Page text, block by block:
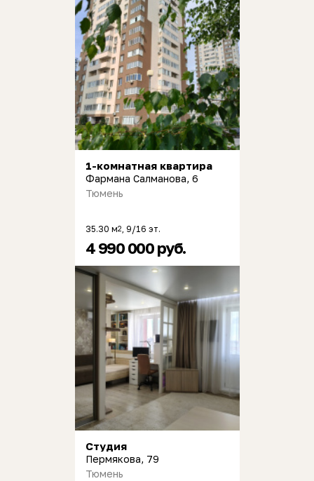
1-комнатная квартира
Фармана Салманова, 6
Тюмень
35.30 м2, 9/16 эт.
4 990 000 руб.
Студия
Пермякова, 79
Тюмень